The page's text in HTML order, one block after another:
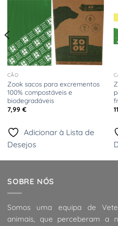
CÃO
Zook sacos para excrementos
100% compostáveis e
biodegradáveis
7,99 €
Adicionar à Lista de
Desejos
SOBRE NÓS
Somos uma equipa de
animais, que perceberam a